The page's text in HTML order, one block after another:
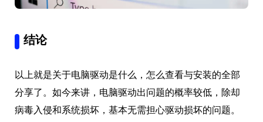
结论
以上就是关于电脑驱动是什么，怎么查看与安装的全部
分享了。如今来讲，电脑驱动出问题的概率较低，除却
病毒入侵和系统损坏，基本无需担心驱动损坏的问题。